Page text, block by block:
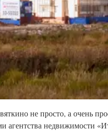
не просто, а очень
агентства недвижимости